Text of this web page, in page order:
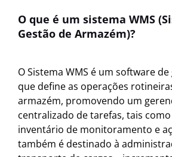
O que é um sistema WMS
Gestão de Armazém)?
O Sistema WMS é um software
que define as operações
armazém, promovendo um
centralizado de tarefas, tais
inventário de monitoramento e
também é destinado à